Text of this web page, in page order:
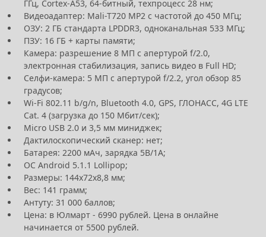
ГГц, Cortex-A53, 64-битный, техпроцесс 28 нм;
Видеоадаптер: Mali-T720 MP2 с частотой до 450 МГц;
ОЗУ: 2 ГБ стандарта LPDDR3, одноканальная 533 МГц;
ПЗУ: 16 ГБ + карты памяти;
Камера: разрешение 8 МП с апертурой f/2.0,
электронная стабилизация, запись видео в Full HD;
Селфи-камера: 5 МП с апертурой f/2.2, угол обзор 85
градусов;
Wi-Fi 802.11 b/g/n, Bluetooth 4.0, GPS, ГЛОНАСС, 4G LTE
Cat. 4 (загрузка до 150 Мбит/сек);
Micro USB 2.0 и 3,5 мм миниджек;
Дактилоскопический сканер: нет;
Батарея: 2200 мАч, зарядка 5В/1А;
ОС Android 5.1.1 Lollipop;
Размеры: 144x72x8,8 мм;
Вес: 141 грамм;
Антуту: 31 000 баллов;
Цена: в Юлмарт - 6990 рублей. Цена в онлайне
начинается от 5500 рублей.